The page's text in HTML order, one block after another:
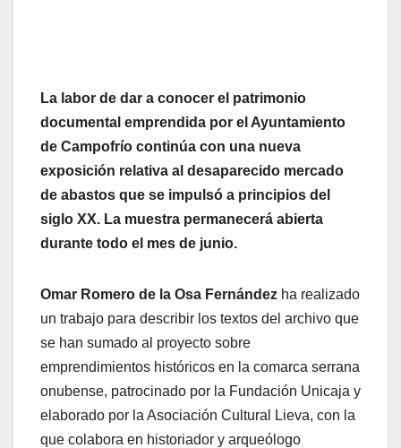
La labor de dar a conocer el patrimonio
documental emprendida por el Ayuntamiento
de Campofrío continúa con una nueva
exposición relativa al desaparecido mercado
de abastos que se impulsó a principios del
siglo XX. La muestra permanecerá abierta
durante todo el mes de junio.
Omar Romero de la Osa Fernández ha realizado
un trabajo para describir los textos del archivo que
se han sumado al proyecto sobre
emprendimientos históricos en la comarca serrana
onubense, patrocinado por la Fundación Unicaja y
elaborado por la Asociación Cultural Lieva, con la
que colabora en historiador y arqueólogo